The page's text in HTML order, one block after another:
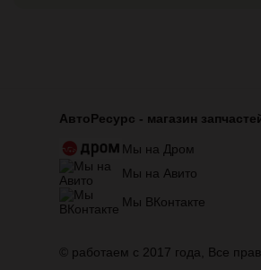
АвтоРесурс - магазин
Мы на Дром
Мы на Авито
Мы ВКонтакте
© работаем с 2017 года, Все